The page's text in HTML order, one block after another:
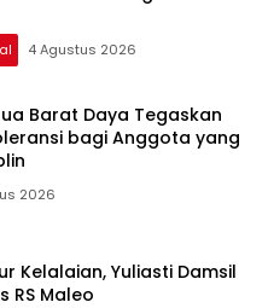
4 Agustus 2026
Barat Daya Tegaskan
bagi Anggota yang
2026
Kelalaian, Yuliasti Damsil
RS Maleo